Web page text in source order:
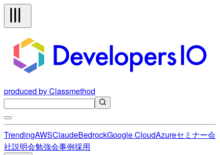
produced by Classmethod
TrendingAWSClaudeBedrockGoogle CloudAzureセミナー会
社説明会勉強会事例採用